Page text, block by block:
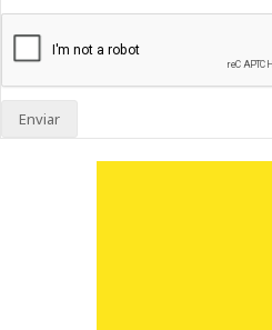
Enviar